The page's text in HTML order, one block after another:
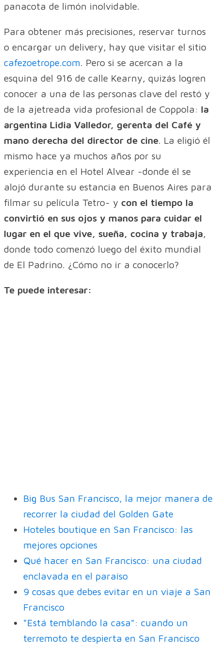
panacota de limón inolvidable.
Para obtener más precisiones, reservar turnos
o encargar un delivery, hay que visitar el sitio
cafezoetrope.com. Pero si se acercan a la
esquina del 916 de calle Kearny, quizás logren
conocer a una de las personas clave del restó y
de la ajetreada vida profesional de Coppola: la
argentina Lidia Valledor, gerenta del Café y
mano derecha del director de cine. La eligió él
mismo hace ya muchos años por su
experiencia en el Hotel Alvear -donde él se
alojó durante su estancia en Buenos Aires para
filmar su película Tetro- y con el tiempo la
convirtió en sus ojos y manos para cuidar el
lugar en el que vive, sueña, cocina y trabaja,
donde todo comenzó luego del éxito mundial
de El Padrino. ¿Cómo no ir a conocerlo?
Te puede interesar:
Big Bus San Francisco, la mejor manera de
recorrer la ciudad del Golden Gate
Hoteles boutique en San Francisco: las
mejores opciones
Qué hacer en San Francisco: una ciudad
enclavada en el paraíso
9 cosas que debes evitar en un viaje a San
Francisco
"Está temblando la casa": cuando un
terremoto te despierta en San Francisco